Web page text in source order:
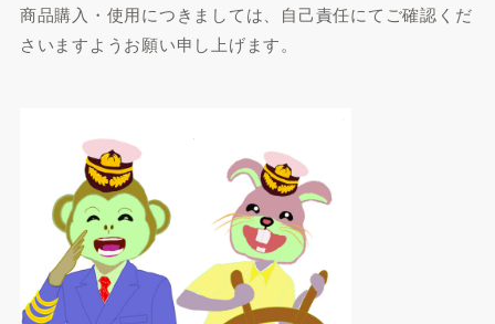
商品購入・使用につきましては、自己責任にてご確認くだ
さいますようお願い申し上げます。